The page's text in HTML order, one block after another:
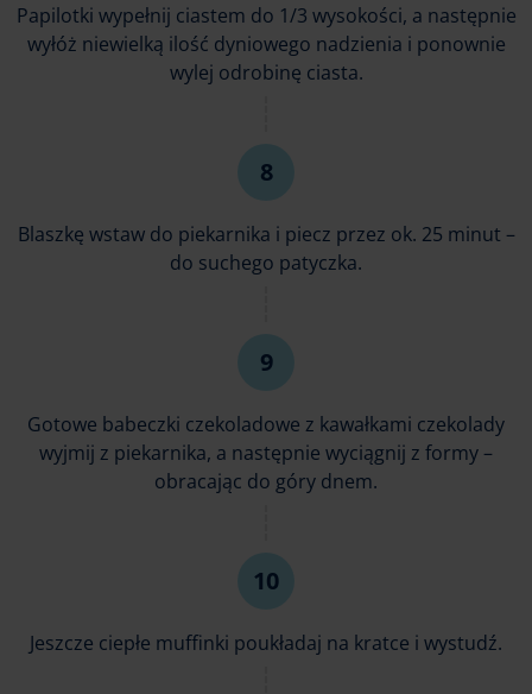
Papilotki wypełnij ciastem do 1/3 wysokości, a następnie
wyłóż niewielką ilość dyniowego nadzienia i ponownie
wylej odrobinę ciasta.
Blaszkę wstaw do piekarnika i piecz przez ok. 25 minut –
do suchego patyczka.
Gotowe babeczki czekoladowe z kawałkami czekolady
wyjmij z piekarnika, a następnie wyciągnij z formy –
obracając do góry dnem.
Jeszcze ciepłe muffinki poukładaj na kratce i wystudź.